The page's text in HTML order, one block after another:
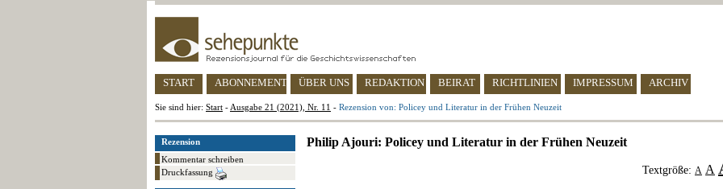
START ABONNEMENT ÜBER UNS REDAKTION BEIRAT RICHTLINIEN IMPRESSUM ARCHIV
Sie sind hier: Start - Ausgabe 21 (2021), Nr. 11 - Rezension von: Policey und Literatur in der Frühen Neuzeit
Rezension
Kommentar schreiben
Druckfassung
Philip Ajouri: Policey und Literatur in der Frühen Neuzeit
Textgröße: A A